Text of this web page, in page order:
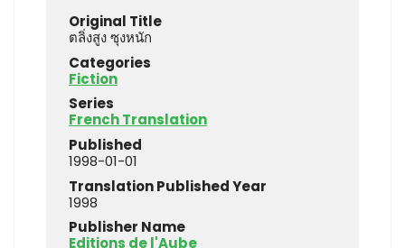
Original Title
ตลิ่งสูง ซุงหนัก
Categories
Fiction
Series
French Translation
Published
1998-01-01
Translation Published Year
1998
Publisher Name
Editions de l'Aube